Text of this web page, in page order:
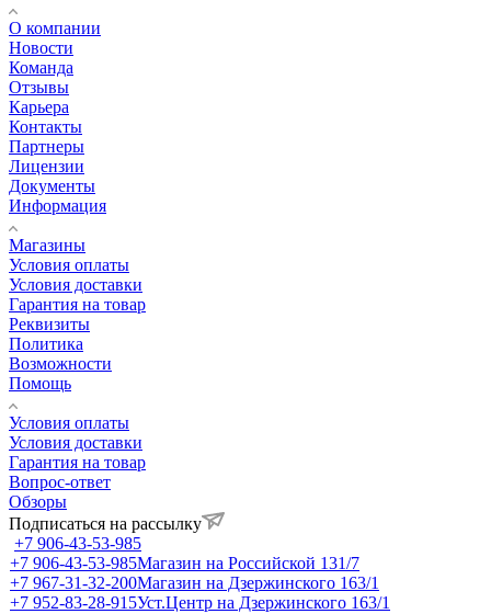
О компании
Новости
Команда
Отзывы
Карьера
Контакты
Партнеры
Лицензии
Документы
Информация
Магазины
Условия оплаты
Условия доставки
Гарантия на товар
Реквизиты
Политика
Возможности
Помощь
Условия оплаты
Условия доставки
Гарантия на товар
Вопрос-ответ
Обзоры
Подписаться на рассылку
+7 906-43-53-985
+7 906-43-53-985Магазин на Российской 131/7
+7 967-31-32-200Магазин на Дзержинского 163/1
+7 952-83-28-915Уст.Центр на Дзержинского 163/1